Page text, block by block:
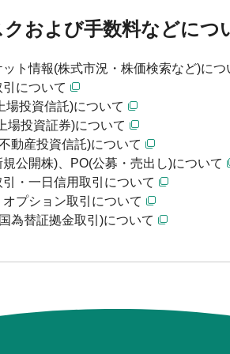
クおよび手数料などにつ
ット情報(株式市況・株価検索など)につ
について
場投資信託)について
場投資証券)について
動産投資信託)について
規公開株)、PO(公募・売出し)について
引・一日信用取引について
オプション取引について
為替証拠金取引)について